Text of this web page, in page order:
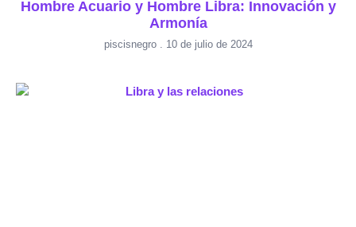
Hombre Acuario y Hombre Libra: Innovación y
Armonía
piscisnegro 10 de julio de 2024